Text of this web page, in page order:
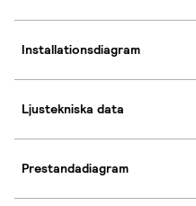
Installationsdiagram
Ljustekniska data
Prestandadiagram